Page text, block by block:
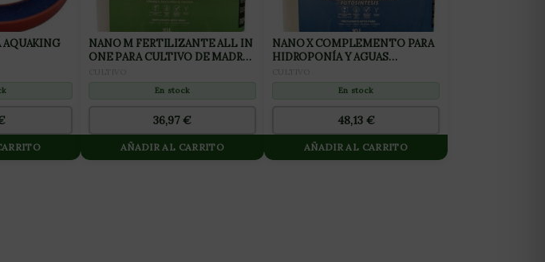
AQUAKING
NANO M FERTILIZANTE ALL IN
ONE PARA CULTIVO DE MADRES
En stock
36,97€
AÑADIR AL CARRITO
NANO X COMPLEMENTO PARA
HIDROPONÍA Y AGUAS
En stock
48,13 €
AÑADIR AL CARRITO